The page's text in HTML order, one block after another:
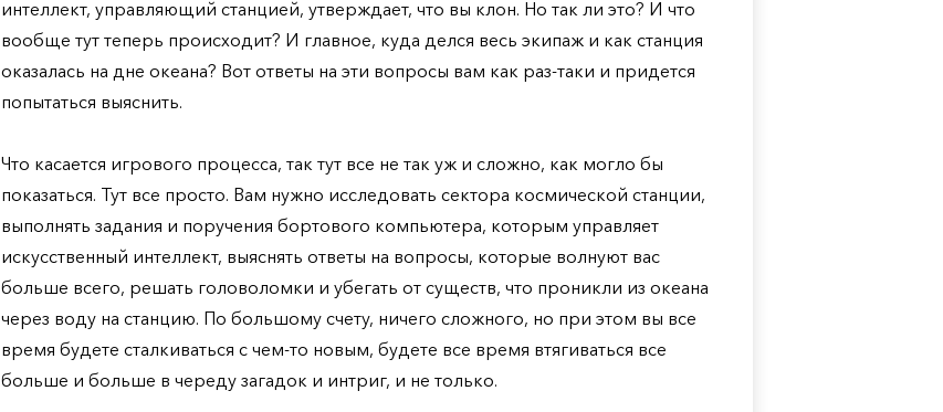
интеллект, управляющий станцией, утверждает, что вы клон. Но так ли это? И что
вообще тут теперь происходит? И главное, куда делся весь экипаж и как станция
оказалась на дне океана? Вот ответы на эти вопросы вам как раз-таки и придется
попытаться выяснить.
Что касается игрового процесса, так тут все не так уж и сложно, как могло бы
показаться. Тут все просто. Вам нужно исследовать сектора космической станции,
выполнять задания и поручения бортового компьютера, которым управляет
искусственный интеллект, выяснять ответы на вопросы, которые волнуют вас
больше всего, решать головоломки и убегать от существ, что проникли из океана
через воду на станцию. По большому счету, ничего сложного, но при этом вы все
время будете сталкиваться с чем-то новым, будете все время втягиваться все
больше и больше в череду загадок и интриг, и не только.